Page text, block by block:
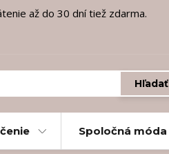
až do 30 dní tiež zdarma.
Hľadať
Spoločná móda